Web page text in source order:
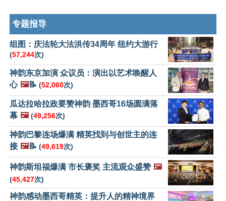
专题报导
组图：庆法轮大法洪传34周年 纽约大游行
(57,244次)
神韵东京加演 众议员：演出以艺术唤醒人
心 🖼️📝 (52,060次)
瓜达拉哈拉政要赞神韵 墨西哥16场圆满落
幕 🖼️ (49,256次)
神韵巴黎连场爆满 精英找到与创世主的连
接 🖼️📝 (49,619次)
神韵斯坦福爆满 市长褒奖 主流观众盛赞 🖼️
(45,427次)
神韵感动墨西哥精英：提升人的精神境界